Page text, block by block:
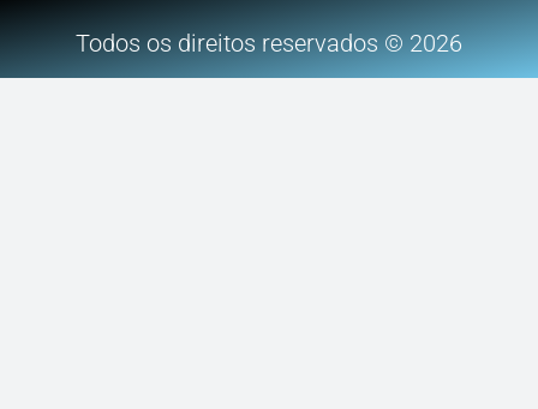
Todos os direitos reservados © 2026